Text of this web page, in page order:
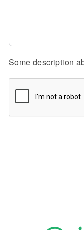
Some description